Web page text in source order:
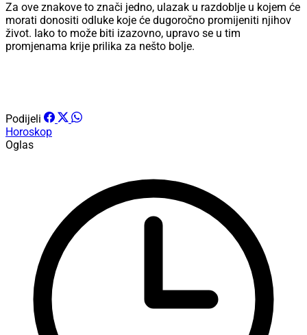
Za ove znakove to znači jedno, ulazak u razdoblje u kojem će
morati donositi odluke koje će dugoročno promijeniti njihov
život. Iako to može biti izazovno, upravo se u tim
promjenama krije prilika za nešto bolje.
Podijeli
Horoskop
Oglas